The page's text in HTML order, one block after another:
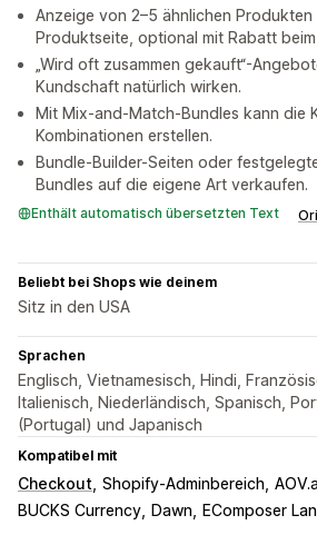
Anzeige von 2–5 ähnlichen
Produktseite, optional mit Rabatt
„Wird oft zusammen gekauft“-
Kundschaft natürlich wirken.
Mit Mix-and-Match-Bundles kann die
Kombinationen erstellen.
Bundle-Builder-Seiten oder
Bundles auf die eigene Art verkaufen.
Enthält automatisch übersetzten Text
Beliebt bei Shops wie deinem
Sitz in den USA
Sprachen
Englisch, Vietnamesisch, Hindi,
Italienisch, Niederländisch, Spanisch,
(Portugal) und Japanisch
Kompatibel mit
Checkout Shopify-Adminbereich
BUCKS Currency
Dawn EComposer